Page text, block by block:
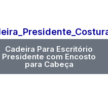
Cadeira Para Escritório
Presidente com Encosto
para Cabeça